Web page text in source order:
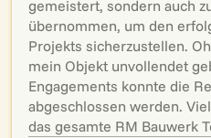
gemeistert, sondern auch
übernommen, um den
Projekts sicherzustellen.
mein Objekt unvollendet
Engagements konnte die
abgeschlossen werden.
das gesamte RM Bauwerk